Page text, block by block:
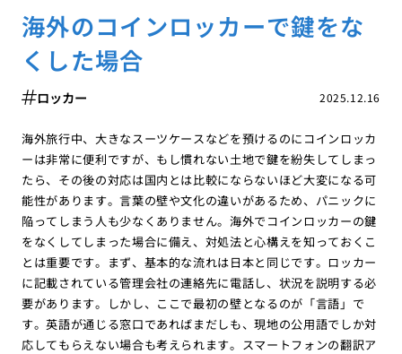
海外のコインロッカーで鍵をな
くした場合
2025.12.16
ロッカー
海外旅行中、大きなスーツケースなどを預けるのにコインロッカ
ーは非常に便利ですが、もし慣れない土地で鍵を紛失してしまっ
たら、その後の対応は国内とは比較にならないほど大変になる可
能性があります。言葉の壁や文化の違いがあるため、パニックに
陥ってしまう人も少なくありません。海外でコインロッカーの鍵
をなくしてしまった場合に備え、対処法と心構えを知っておくこ
とは重要です。まず、基本的な流れは日本と同じです。ロッカー
に記載されている管理会社の連絡先に電話し、状況を説明する必
要があります。しかし、ここで最初の壁となるのが「言語」で
す。英語が通じる窓口であればまだしも、現地の公用語でしか対
応してもらえない場合も考えられます。スマートフォンの翻訳ア